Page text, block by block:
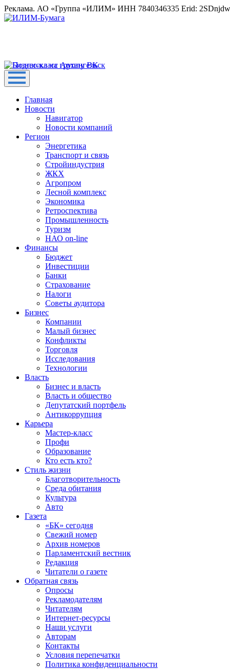
Реклама. АО «Группа «ИЛИМ» ИНН 7840346335 Erid:
Главная
Новости
Навигатор
Новости компаний
Регион
Энергетика
Транспорт и связь
Стройиндустрия
ЖКХ
Агропром
Лесной комплекс
Экономика
Ретроспектива
Промышленность
Туризм
НАО on-line
Финансы
Бюджет
Инвестиции
Банки
Страхование
Налоги
Советы аудитора
Бизнес
Компании
Малый бизнес
Конфликты
Торговля
Исследования
Технологии
Власть
Бизнес и власть
Власть и общество
Депутатский портфель
Антикоррупция
Карьера
Мастер-класс
Профи
Образование
Кто есть кто?
Стиль жизни
Благотворительность
Среда обитания
Культура
Авто
Газета
«БК» сегодня
Свежий номер
Архив номеров
Парламентский вестник
Редакция
Читатели о газете
Обратная связь
Опросы
Рекламодателям
Читателям
Интернет-ресурсы
Наши услуги
Авторам
Контакты
Условия перепечатки
Политика конфиденциальности